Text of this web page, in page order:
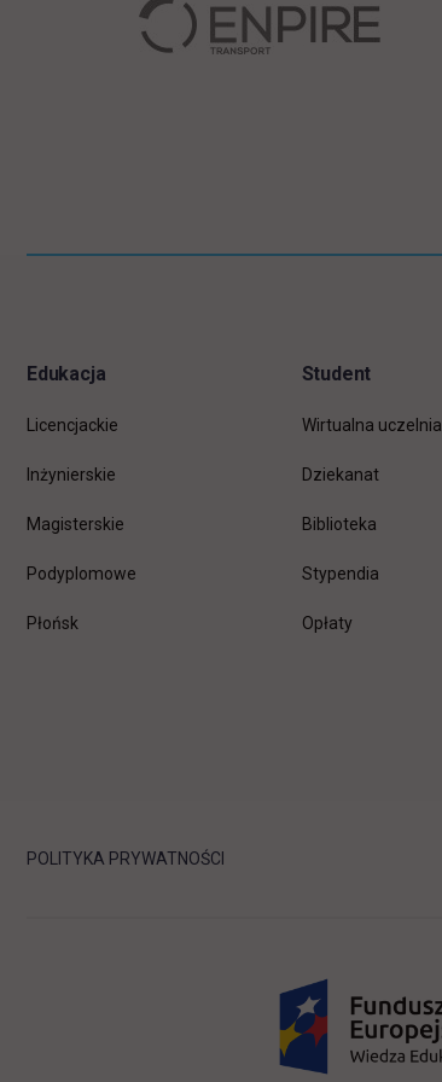
Edukacja
Licencjackie
Inżynierskie
Magisterskie
Podyplomowe
Płońsk
Student
Wirtualna uczelnia
Dziekanat
Biblioteka
Stypendia
Opłaty
POLITYKA PRYWATNOŚCI